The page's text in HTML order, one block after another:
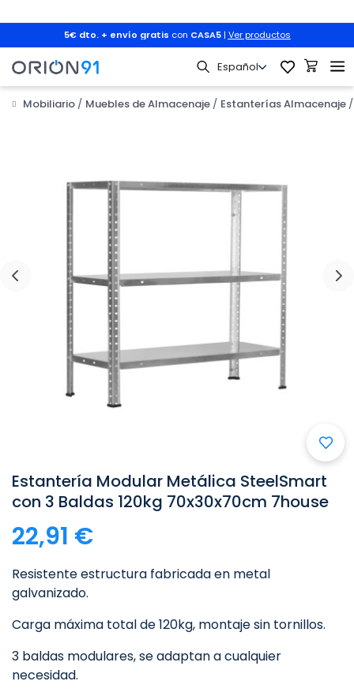
5€ dto. + envío gratis con CASA5| Ver productos
Mobiliario Muebles de Almacenaje Estanterías Almacenaje
Estantería Modular Metálica SteelSmart
con 3 Baldas 120kg 70x30x70cm 7house
22,91 €
Resistente estructura fabricada en metal
galvanizado.
Carga máxima total de 120kg, montaje sin tornillos.
3 baldas modulares, se adaptan a cualquier
necesidad.